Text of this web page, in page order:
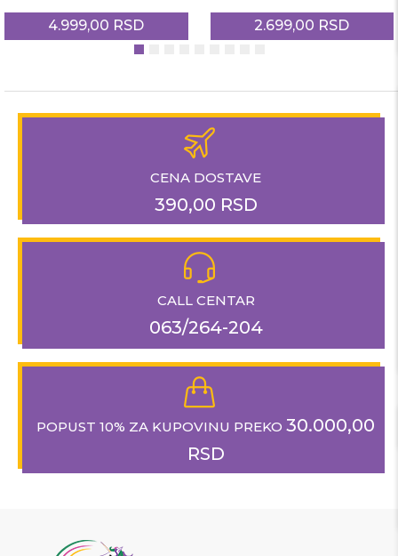
4.999,00 RSD 2.699,00 RSD
CENA DOSTAVE
390,00 RSD
CALL CENTAR
063/264-204
POPUST 10% ZA KUPOVINU PREKO 30.000,00
RSD